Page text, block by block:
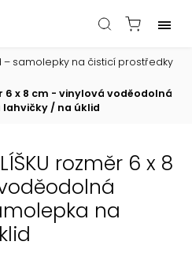
– samolepky na čisticí prostředky
6 x 8 cm - vinylová voděodolná
/ na úklid
rozměr 6 x 8
na